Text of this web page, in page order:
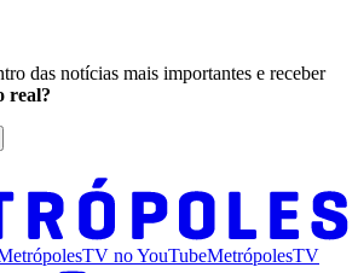
das notícias mais importantes e receber
real?
noYouTubeMetrópolesTV